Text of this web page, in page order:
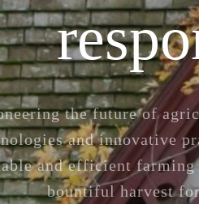
the future of
and innovative
and efficient farming
bountiful harvest